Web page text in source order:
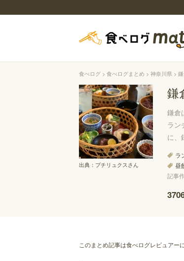
食べログ 食べログまとめ 神奈川県
出典： プチリュクスさん
鎌
鎌倉
ラン
に、
ラ
昼
記事
このまとめ記事は食べログレビュアー